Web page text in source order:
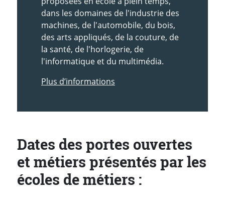
dans les domaines de l'industrie des
machines, de l'automobile, du bois,
des arts appliqués, de la couture, de
la santé, de l'horlogerie, de
l'informatique et du multimédia.
Plus d’informations
Dates des portes ouvertes
et métiers présentés par les
écoles de métiers :